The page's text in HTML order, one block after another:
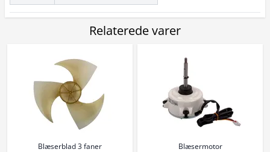
Relaterede varer
Blæserblad 3 faner Blæsermotor